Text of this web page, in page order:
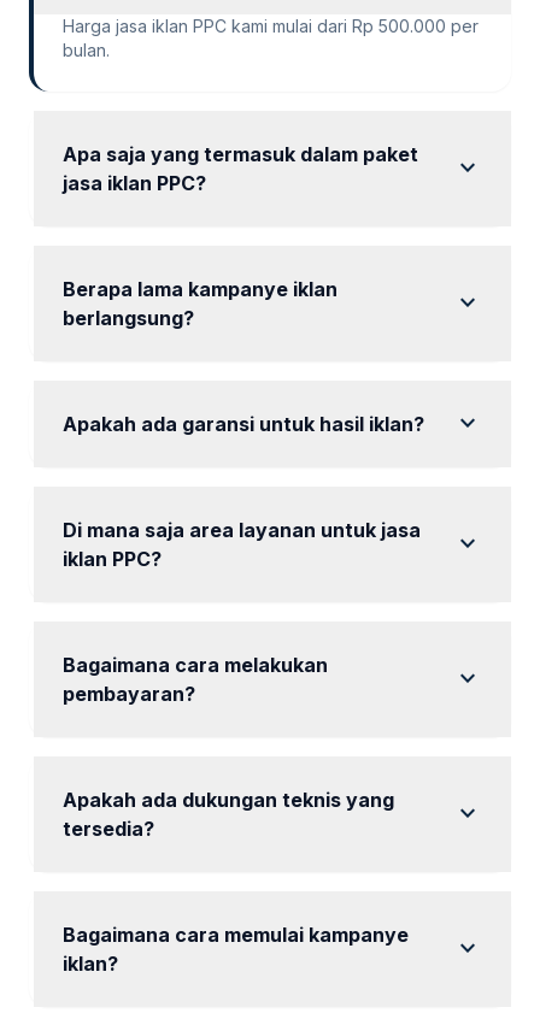
Harga jasa iklan PPC kami mulai dari Rp 500.000 per
bulan.
Apa saja yang termasuk dalam paket
jasa iklan PPC?
expand_more
Berapa lama kampanye iklan
berlangsung?
expand_more
Apakah ada garansi untuk hasil iklan? expand_more
Anda.
Di mana saja area layanan untuk jasa
iklan PPC?
expand_more
Bagaimana cara melakukan
pembayaran?
expand_more
Apakah ada dukungan teknis yang
tersedia?
expand_more
Bagaimana cara memulai kampanye
iklan?
expand_more